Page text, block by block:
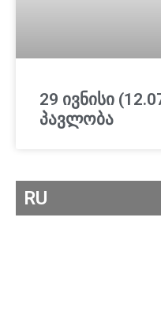
29 ივნისი
პავლობა
RU